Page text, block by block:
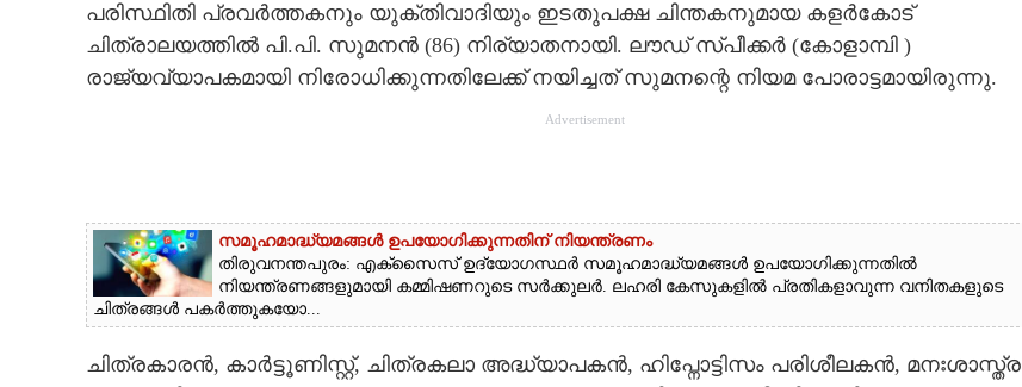
CARTOONS
CONTACT US
പരിസ്ഥിതി പ്രവർത്തകനും യുക്തിവാദിയും ഇടതുപക്ഷ ചിന്തകനുമായ കളർകോട്
ചിത്രാലയത്തിൽ പി.പി. സുമനൻ (86) നിര്യാതനായി. ലൗഡ് സ്പീക്കർ (കോളാമ്പി )
രാജ്യവ്യാപകമായി നിരോധിക്കുന്നതിലേക്ക് നയിച്ചത് സുമനന്റെ നിയമ പോരാട്ടമായിരുന്നു.
Advertisement
സമൂഹമാദ്ധ്യമങ്ങൾ ഉപയോഗിക്കുന്നതിന് നിയന്ത്രണം
തിരുവനന്തപുരം: എക്സൈസ് ഉദ്യോഗസ്ഥർ സമൂഹമാദ്ധ്യമങ്ങൾ ഉപയോഗിക്കുന്നതിൽ
നിയന്ത്രണങ്ങളുമായി കമ്മിഷണറുടെ സർക്കുലർ. ലഹരി കേസുകളിൽ പ്രതികളാവുന്ന വനിതകളുടെ
ചിത്രങ്ങൾ പകർത്തുകയോ...
ചിത്രകാരൻ, കാർട്ടൂണിസ്റ്റ്, ചിത്രകലാ അദ്ധ്യാപകൻ, ഹിപ്നോട്ടിസം പരിശീലകൻ, മനഃശാസ്ത്ര